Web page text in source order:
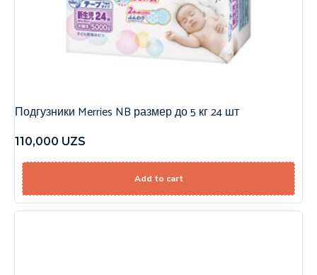
Подгузники Merries NB размер до 5 кг 24 шт
110,000 UZS
Add to cart